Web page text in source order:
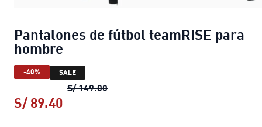
Pantalones de fútbol teamRISE para
hombre
-40% SALE
S/ 149.00Pantalones de fútbol teamRISE
S/ 89.40